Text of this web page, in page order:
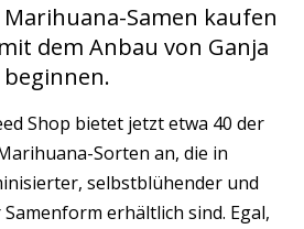
Samen kaufen
dem Anbau von Ganja
beginnen.
Shop bietet jetzt etwa 40 der
Sorten an, die in
selbstblühender und
erhältlich sind. Egal,